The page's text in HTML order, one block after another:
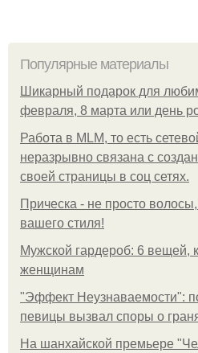
Популярные материалы
Шикарный подарок для
февраля, 8 марта или день
Работа в MLM, то есть
неразрывно связана с
своей страницы в соц сетях.
Прическа - не просто
вашего стиля!
Мужской гардероб: 6 вещей,
женщинам
"Эффект Неузнаваемости":
певицы вызвал споры о
На шанхайской премьере